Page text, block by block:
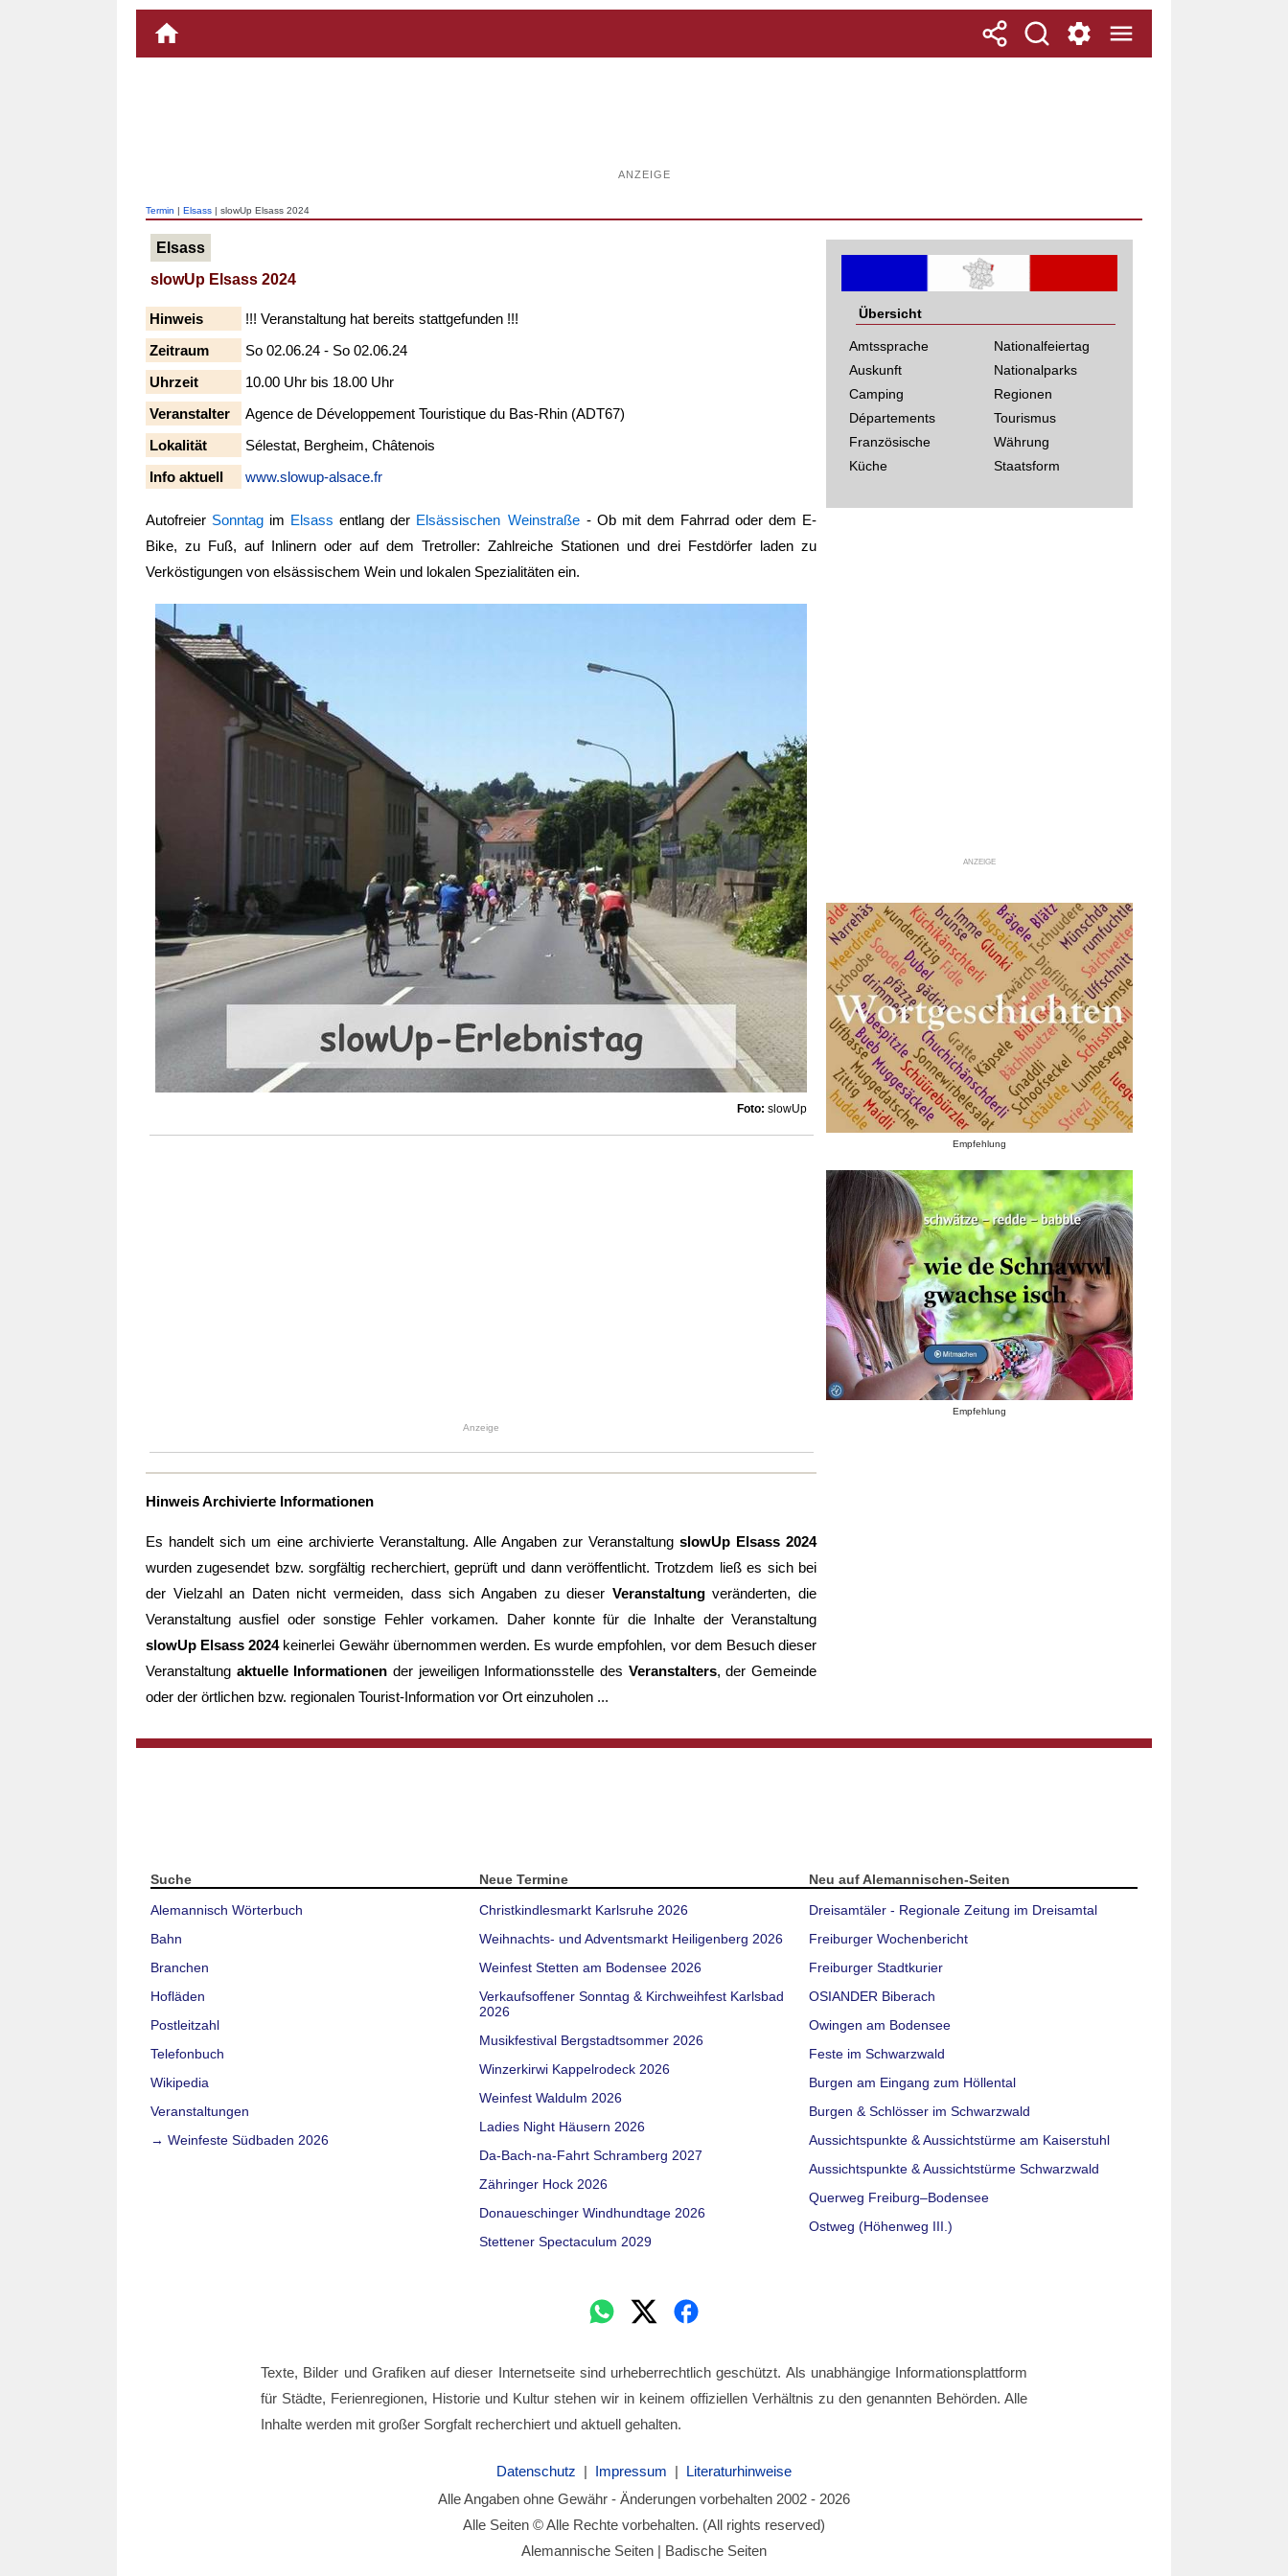
ANZEIGE
Termin | Elsass | slowUp Elsass 2024
Elsass
slowUp Elsass 2024
Hinweis
!!! Veranstaltung hat bereits stattgefunden !!!
Zeitraum
So 02.06.24 - So 02.06.24
Uhrzeit
10.00 Uhr bis 18.00 Uhr
Veranstalter
Agence de Développement Touristique du Bas-Rhin (ADT67)
Lokalität
Sélestat, Bergheim, Châtenois
Info aktuell
www.slowup-alsace.fr
Autofreier Sonntag im Elsass entlang der Elsässischen Weinstraße - Ob mit dem Fahrrad oder dem E-
Bike, zu Fuß, auf Inlinern oder auf dem Tretroller: Zahlreiche Stationen und drei Festdörfer laden zu
Verköstigungen von elsässischem Wein und lokalen Spezialitäten ein.
Foto: slowUp
Anzeige
Hinweis Archivierte Informationen
Es handelt sich um eine archivierte Veranstaltung. Alle Angaben zur Veranstaltung slowUp Elsass 2024
wurden zugesendet bzw. sorgfältig recherchiert, geprüft und dann veröffentlicht. Trotzdem ließ es sich bei
der Vielzahl an Daten nicht vermeiden, dass sich Angaben zu dieser Veranstaltungveränderten, die
Veranstaltung ausfiel oder sonstige Fehler vorkamen. Daher konnte für die Inhalte der Veranstaltung
slowUp Elsass 2024keinerlei Gewähr übernommen werden. Es wurde empfohlen, vor dem Besuch dieser
Veranstaltung aktuelle Informationen der jeweiligen Informationsstelle des Veranstalters, der Gemeinde
oder der örtlichen bzw. regionalen Tourist-Information vor Ort einzuholen ...
Übersicht
Amtssprache
Auskunft
Camping
Départements
Französische
Küche
Nationalfeiertag
Nationalparks
Regionen
Tourismus
Währung
Staatsform
ANZEIGE
Empfehlung
Empfehlung
Suche
Alemannisch Wörterbuch
Bahn
Branchen
Hofläden
Postleitzahl
Telefonbuch
Wikipedia
Veranstaltungen
→ Weinfeste Südbaden 2026
Neue Termine
Christkindlesmarkt Karlsruhe 2026
Weihnachts- und Adventsmarkt Heiligenberg 2026
Weinfest Stetten am Bodensee 2026
Verkaufsoffener Sonntag & Kirchweihfest Karlsbad
2026
Musikfestival Bergstadtsommer 2026
Winzerkirwi Kappelrodeck 2026
Weinfest Waldulm 2026
Ladies Night Häusern 2026
Da-Bach-na-Fahrt Schramberg 2027
Zähringer Hock 2026
Donaueschinger Windhundtage 2026
Stettener Spectaculum 2029
Neu auf Alemannischen-Seiten
Dreisamtäler - Regionale Zeitung im Dreisamtal
Freiburger Wochenbericht
Freiburger Stadtkurier
OSIANDER Biberach
Owingen am Bodensee
Feste im Schwarzwald
Burgen am Eingang zum Höllental
Burgen & Schlösser im Schwarzwald
Aussichtspunkte & Aussichtstürme am Kaiserstuhl
Aussichtspunkte & Aussichtstürme Schwarzwald
Querweg Freiburg–Bodensee
Ostweg (Höhenweg III.)
Texte, Bilder und Grafiken auf dieser Internetseite sind urheberrechtlich geschützt. Als unabhängige Informationsplattform
für Städte, Ferienregionen, Historie und Kultur stehen wir in keinem offiziellen Verhältnis zu den genannten Behörden. Alle
Inhalte werden mit großer Sorgfalt recherchiert und aktuell gehalten.
Datenschutz | Impressum | Literaturhinweise
Alle Angaben ohne Gewähr - Änderungen vorbehalten 2002 - 2026
Alle Seiten © Alle Rechte vorbehalten. (All rights reserved)
Alemannische Seiten | Badische Seiten